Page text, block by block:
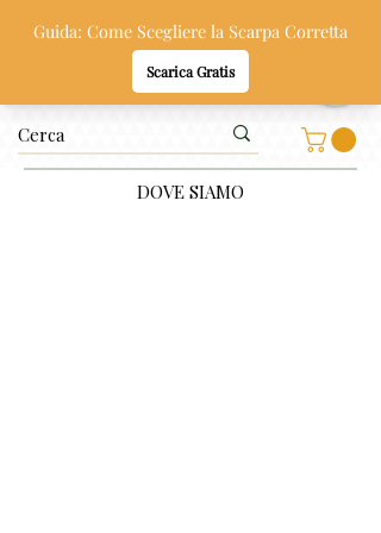
Oppi & Gi
SCARPE SANE PER BAMBINI
DOVE SIAMO